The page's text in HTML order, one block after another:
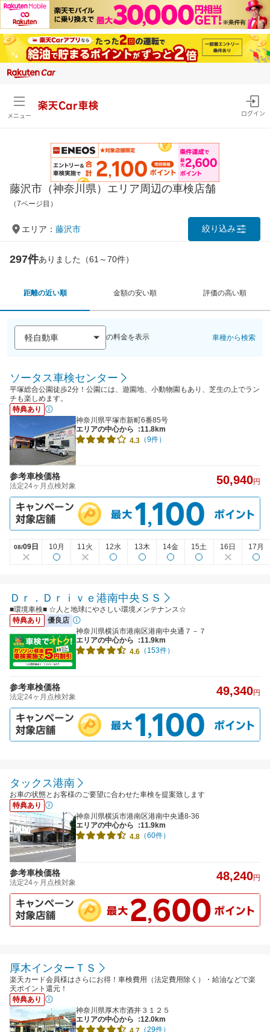
メニュー
楽天Car車検
ログイン
藤沢市（神奈川県）エリア周辺の車検店舗
（7ページ目）
エリア： 藤沢市 絞り込み
297件ありました（61～70件）
距離の近い順 金額の安い順 評価の高い順
の料金を表示 車種から検索
ソータス車検センター
平塚総合公園徒歩2分！公園には、遊園地、小動物園もあり、芝生の上でラン
チも楽しめます。
特典あり
神奈川県平塚市新町6番85号
エリアの中心から
:11.8km
4.3 （9件）
参考車検価格
法定24ヶ月点検対象 50,940円
08/09日 10月 11火 12水 13木 14金 15土 16日 17月
Ｄｒ．Ｄｒｉｖｅ港南中央ＳＳ
■環境車検■ ☆人と地球にやさしい環境メンテナンス☆
特典あり
優良店
神奈川県横浜市港南区港南中央通７－７
エリアの中心から
:11.9km
4.6 （153件）
参考車検価格
法定24ヶ月点検対象 49,340円
タックス港南
お車の状態とお客様のご要望に合わせた車検を提案致します
特典あり
神奈川県横浜市港南区港南中央通8-36
エリアの中心から
:11.9km
4.8 （60件）
参考車検価格
法定24ヶ月点検対象 48,240円
厚木インターＴＳ
楽天カード会員様はさらにお得！車検費用（法定費用除く）・給油などで楽
天ポイント還元！
特典あり
神奈川県厚木市酒井３１２５
エリアの中心から
:12.0km
（29件）